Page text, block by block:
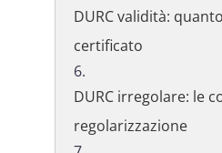
DURC validità:
certificato
DURC irregolare: le
regolarizzazione